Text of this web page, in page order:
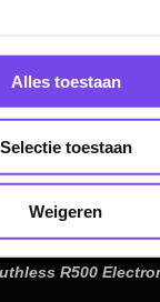
Alles toestaan
Selectie toestaan
Weigeren
Dartboard
een complete
R500